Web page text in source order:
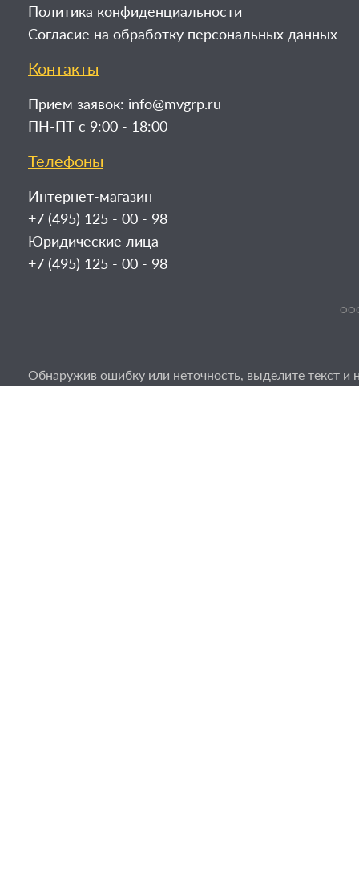
Политика конфиденциальности
Согласие на обработку персональных данных
Контакты
Прием заявок: info@mvgrp.ru
ПН-ПТ с 9:00 - 18:00
Телефоны
Интернет-магазин
+7 (495) 125 - 00 - 98
Юридические лица
+7 (495) 125 - 00 - 98
ООО
Обнаружив ошибку или неточность, выделите текст и